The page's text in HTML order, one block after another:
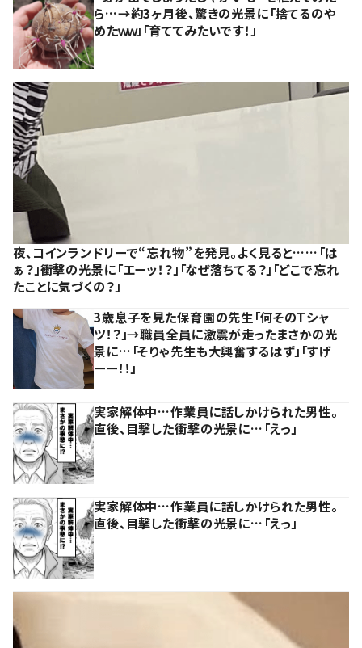
ら…→約3ヶ月後、驚きの光景に「捨てるのや
めたｗｗ」「育ててみたいです！」
夜、コインランドリーで“忘れ物”を発見。よく見ると……「は
ぁ？」衝撃の光景に「エーッ！？」「なぜ落ちてる？」「どこで忘れ
たことに気づくの？」
3歳息子を見た保育園の先生「何そのTシャ
ツ！？」→職員全員に激震が走ったまさかの光
景に…「そりゃ先生も大興奮するはず」「すげ
ーー！！」
実家解体中…作業員に話しかけられた男性。
直後、目撃した衝撃の光景に…「えっ」
実家解体中…作業員に話しかけられた男性。
直後、目撃した衝撃の光景に…「えっ」